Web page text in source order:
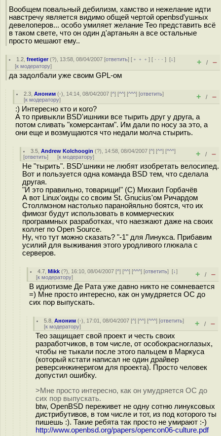
Вообщем повальный дебилизм, хамство и нежелание идти
навстречу является видимо общей чертой openbsd'ушных
девелоперов... особо умиляет желание Тео представить всё
в таком свете, что он один д'артаньян а все остальные
просто мешают ему..
1.2 ,freetiger(?), 13:58, 08/04/2007 [ответить] [ ﹢﹢﹢] [ · · ·][↓]
[к модератору] + / –
да задолбали уже своим GPL-ом
2.3 ,Аноним (-), 14:14, 08/04/2007 [^] [^^] [^^^] [ответить]
[к модератору] + / –
:) Интересно кто и кого?
А то привыкли BSD'ишники все тырить друг у друга, а
потом сливать "комерсантам". Им дали по носу за это, а
они еще и возмущаются что недали молча стырить.
3.5 ,Andrew Kolchoogin (?), 14:58, 08/04/2007 [^] [^^] [^^^]
[ответить] [к модератору] + / –
Не "тырить". BSD'шники не любят изобретать велосипед.
Вот и пользуется одна команда BSD тем, что сделала
другая.
"И это правильно, товарищи!" (C) Михаил Горбачёв
А вот Linux'оиды со своим St. Gnucius'ом Ричардом
Столлмэном настолько паранойяльно боятся, что их
фимозг будут использовать в коммерческих
программных разработках, что наезжают даже на своих
коллег по Open Source.
Ну, что тут можно сказать? "-1" для Линукса. Прибавим
усилий для выживания этого уродливого глюкала с
серверов.
4.7 ,Mikk (?), 16:10, 08/04/2007 [^] [^^] [^^^] [ответить][↓]
[к модератору] + / –
В идиотизме Де Рата уже давно никто не сомневается
=) Мне просто интересно, как он умудряется ОС до
сих пор выпускать.
5.8 ,Аноним (-), 17:01, 08/04/2007 [^] [^^] [^^^] [ответить]
[к модератору] + / –
Тео защищает свой проект и честь своих
разработчиков, в том числе, от особокрасноглазых,
чтобы не тыкали после этого пальцем в Маркуса
(который кстати написал не один драйвер
реверсинжинеригом для проекта). Просто человек
допустил ошибку.
>Мне просто интересно, как он умудряется ОС до
сих пор выпускать.
btw, OpenBSD переживет не одну сотню линуксовых
дистрибутивов, в том числе и тот, из под которого ты
пишешь :). Такие ребята так просто не умирают :-)
http://www.openbsd.org/papers/opencon06-culture.pdf